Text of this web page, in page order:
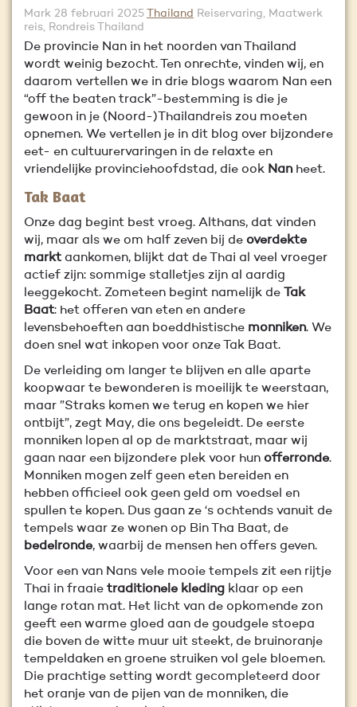
Mark 28 februari 2025 Thailand Reiservaring, Maatwerk
reis, Rondreis Thailand
De provincie Nan in het noorden van Thailand
wordt weinig bezocht. Ten onrechte, vinden wij, en
daarom vertellen we in drie blogs waarom Nan een
“off the beaten track”-bestemming is die je
gewoon in je (Noord-)Thailandreis zou moeten
opnemen. We vertellen je in dit blog over bijzondere
eet- en cultuurervaringen in de relaxte en
vriendelijke provinciehoofdstad, die ook Nanheet.
Tak Baat
Onze dag begint best vroeg. Althans, dat vinden
wij, maar als we om half zeven bij de overdekte
markt aankomen, blijkt dat de Thai al veel vroeger
actief zijn: sommige stalletjes zijn al aardig
leeggekocht. Zometeen begint namelijk de
Tak
Baat: het offeren van eten en andere
levensbehoeften aan boeddhistische monniken. We
doen snel wat inkopen voor onze Tak Baat.
De verleiding om langer te blijven en alle aparte
koopwaar te bewonderen is moeilijk te weerstaan,
maar ”Straks komen we terug en kopen we hier
ontbijt”, zegt May, die ons begeleidt. De eerste
monniken lopen al op de marktstraat, maar wij
gaan naar een bijzondere plek voor hun offerronde.
Monniken mogen zelf geen eten bereiden en
hebben officieel ook geen geld om voedsel en
spullen te kopen. Dus gaan ze ‘s ochtends vanuit de
tempels waar ze wonen op Bin Tha Baat, de
bedelronde, waarbij de mensen hen offers geven.
Voor een van Nans vele mooie tempels zit een rijtje
Thai in fraaie traditionele kleding klaar op een
lange rotan mat. Het licht van de opkomende zon
geeft een warme gloed aan de goudgele stoepa
die boven de witte muur uit steekt, de bruinoranje
tempeldaken en groene struiken vol gele bloemen.
Die prachtige setting wordt gecompleteerd door
het oranje van de pijen van de monniken, die